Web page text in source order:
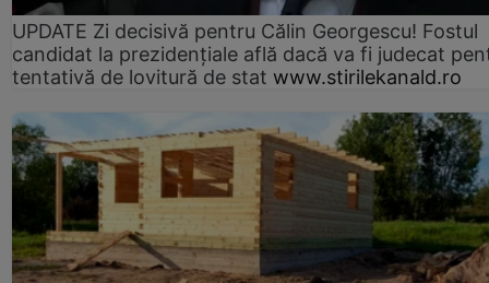
UPDATE Zi decisivă pentru Călin Georgescu! Fostul
candidat la prezidențiale află dacă va fi judecat
tentativă de lovitură de stat www.stirilekanald.ro